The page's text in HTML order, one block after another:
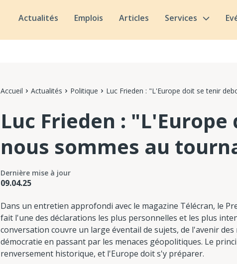
Actualités Emplois Articles Services
Accueil Actualités Politique Luc Frieden : "L'Europe doit se tenir
Luc Frieden :
nous sommes au
Dernière mise à jour
09.04.25
Dans un entretien approfondi avec le magazine Télécran, le
fait l'une des déclarations les plus personnelles et les plus
conversation couvre un large éventail de sujets, de l'avenir
démocratie en passant par les menaces géopolitiques. Le
renversement historique, et l'Europe doit s'y préparer.